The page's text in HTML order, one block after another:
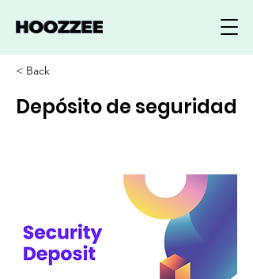
< Back
Depósito de seguridad